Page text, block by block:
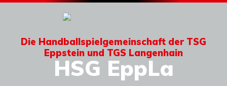
Die Handballspielgemeinschaft der TSG
Eppstein und TGS Langenhain
HSG EppLa